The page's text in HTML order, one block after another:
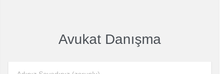
Avukat Danışma